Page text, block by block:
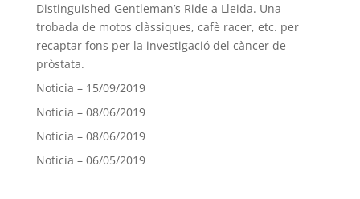
Distinguished Gentleman’s Ride a Lleida. Una
trobada de motos clàssiques, cafè racer, etc. per
recaptar fons per la investigació del càncer de
pròstata.
Noticia – 15/09/2019
Noticia – 08/06/2019
Noticia – 08/06/2019
Noticia – 06/05/2019